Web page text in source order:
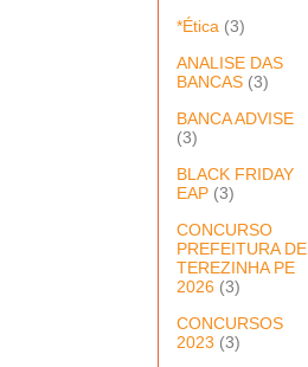
*Ética (3)
ANALISE DAS
BANCAS (3)
BANCA ADVISE
(3)
BLACK FRIDAY
EAP (3)
CONCURSO
PREFEITURA DE
TEREZINHA PE
2026 (3)
CONCURSOS
2023 (3)